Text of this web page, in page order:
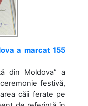
a marcat 155
din Moldova” a
festivă,
căii ferate pe